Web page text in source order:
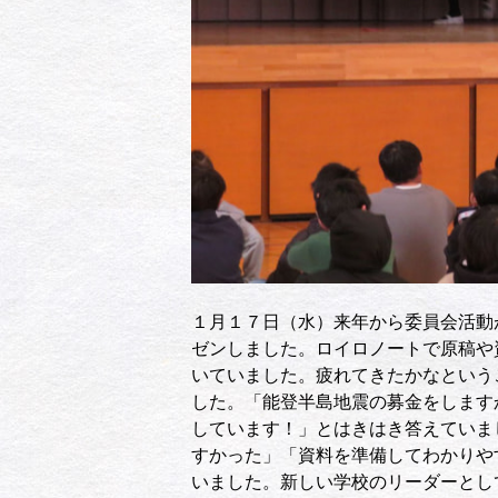
１月１７日（水）来年から委員会活
ゼンしました。ロイロノートで原稿
いていました。疲れてきたかなとい
した。「能登半島地震の募金をしま
しています！」とはきはき答えてい
すかった」「資料を準備してわかり
いました。新しい学校のリーダーと